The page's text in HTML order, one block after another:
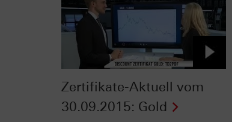
Zertifikate-Aktuell vom
30.09.2015: Gold